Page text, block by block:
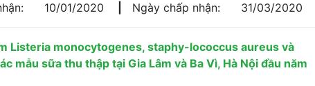
10/01/2020 Ngày chấp nhận: 31/03/2020
Listeria monocytogenes, staphy-lococcus aureus và
mẫu sữa thu thập tại Gia Lâm và Ba Vì, Hà Nội đầu năm